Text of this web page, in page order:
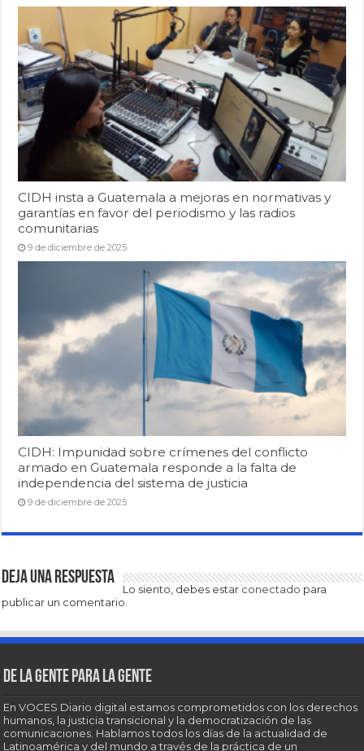
CIDH insta a Guatemala a mejoras en normativas y
garantías en favor del periodismo y las radios
comunitarias
9 de diciembre de 2025
CIDH: Impunidad sobre crímenes del conflicto
armado en Guatemala responde a la falta de
independencia del sistema de justicia
9 de diciembre de 2025
Deja una respuesta
Lo siento, debes estar conectado para
publicar un comentario.
De la gente para la gente
En VOCES Diario digital estamos comprometidos con los derechos
humanos, la justicia transicional y la democratización de las
comunicaciones. Hablamos todos los días de la actualidad de
Latinoamérica y del mundo a través de la práctica de un